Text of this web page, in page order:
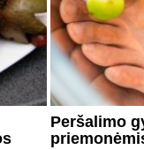
Peršalimo